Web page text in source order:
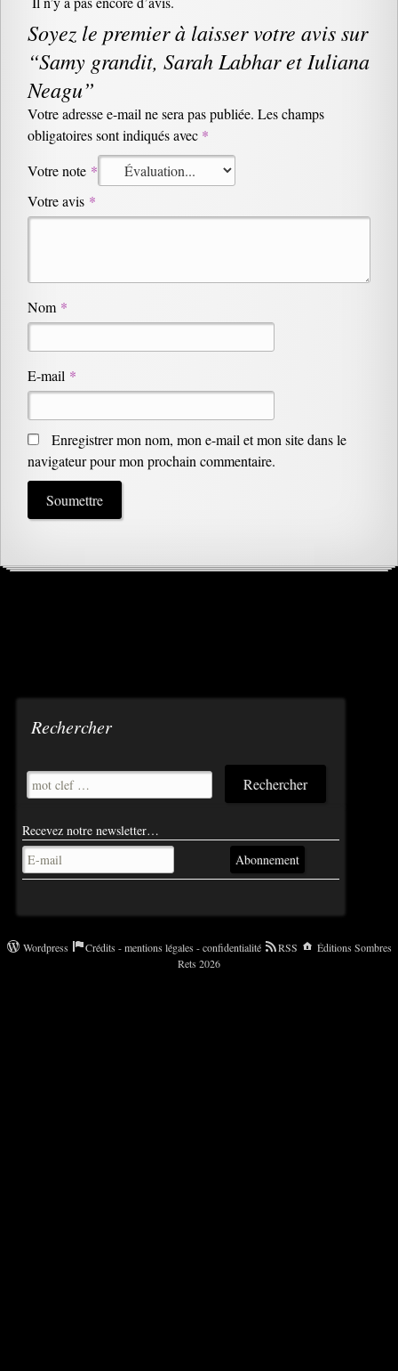
Soyez le premier à laisser votre avis sur
“Samy grandit, Sarah Labhar et Iuliana
Neagu”
Votre adresse e-mail ne sera pas publiée. Les champs
obligatoires sont indiqués avec *
Votre note *
Votre avis *
Nom *
E-mail *
Enregistrer mon nom, mon e-mail et mon site dans le
navigateur pour mon prochain commentaire.
Rechercher
Recevez notre newsletter…
Abonnement
Wordpress Crédits - mentions légales - confidentialité RSS
Éditions Sombres
Rets 2026